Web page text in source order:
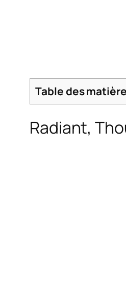
Table des
Radiant,